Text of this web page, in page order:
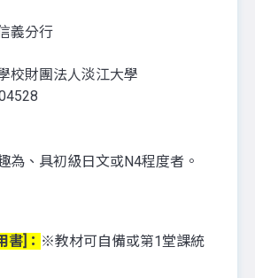
義分行
校財團法人淡江大學
為、具初級日文或N4程度者。
書]： ※教材可自備或第1堂課統